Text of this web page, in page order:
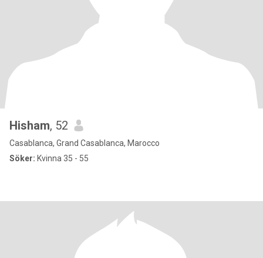
Hisham, 52
Casablanca, Grand Casablanca, Marocco
Söker: Kvinna 35 - 55